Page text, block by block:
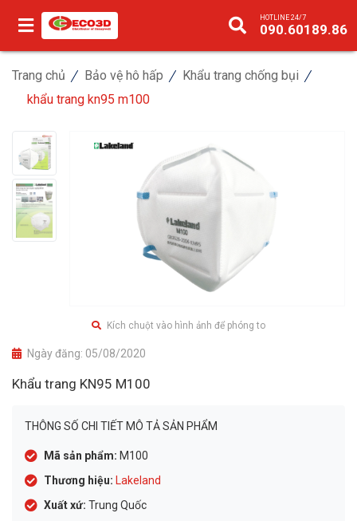
HOTLINE 24/7
090.60189.86
Trang chủ Bảo vệ hô hấp
Khẩu trang chống bụi
khẩu trang kn95 m100
Kích chuột vào hình ảnh để phóng to
Ngày đăng: 05/08/2020
Khẩu trang KN95 M100
THÔNG SỐ CHI TIẾT MÔ TẢ SẢN PHẨM
Mã sản phẩm: M100
Thương hiệu: Lakeland
Xuất xứ: Trung Quốc